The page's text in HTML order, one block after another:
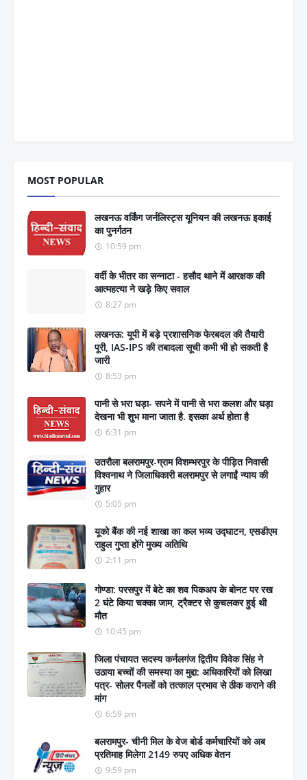
MOST POPULAR
लखनऊ वर्किंग जर्नलिस्ट्स यूनियन की लखनऊ इकाई
का पुनर्गठन
10:59 pm
वर्दी के भीतर का सन्नाटा - हसौद थाने में आरक्षक की
आत्महत्या ने खड़े किए सवाल
8:27 pm
लखनऊ: यूपी में बड़े प्रशासनिक फेरबदल की तैयारी
पूरी, IAS-IPS की तबादला सूची कभी भी हो सकती है
जारी
8:53 pm
पानी से भरा घड़ा- सपने में पानी से भरा कलश और घड़ा
देखना भी शुभ माना जाता है. इसका अर्थ होता है
6:31 pm
उतरौला बलरामपुर-ग्राम विशम्भरपुर के पीड़ित निवासी
विश्वनाथ ने जिलाधिकारी बलरामपुर से लगाईं न्याय की
गुहार
5:05 pm
यूको बैंक की नई शाखा का कल भव्य उद्घाटन, एसडीएम
राहुल गुप्ता होंगे मुख्य अतिथि
2:11 pm
गोण्डा: परसपुर में बेटे का शव पिकअप के बोनट पर रख
2 घंटे किया चक्का जाम, ट्रैक्टर से कुचलकर हुई थी
मौत
10:45 pm
जिला पंचायत सदस्य कर्नलगंज द्वितीय विवेक सिंह ने
उठाया बच्चों की समस्या का मुद्दा: अधिकारियों को लिखा
पत्र- सोलर पैनलों को तत्काल प्रभाव से ठीक कराने की
मांग
6:59 pm
बलरामपुर- चीनी मिल के वेज बोर्ड कर्मचारियों को अब
प्रतिमाह मिलेगा 2149 रुपए अधिक वेतन
9:59 pm